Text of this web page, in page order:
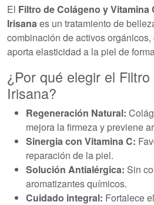
El Filtro de Colágeno y Vitamina
Irisanaes un tratamiento de
combinación de activos
aporta elasticidad a la piel de
¿Por qué elegir el
Irisana?
Regeneración Natural:
mejora la firmeza y previene
Sinergia con Vitamina C:
reparación de la piel.
Solución Antialérgica: Sin
aromatizantes químicos.
Cuidado integral: Fortalece